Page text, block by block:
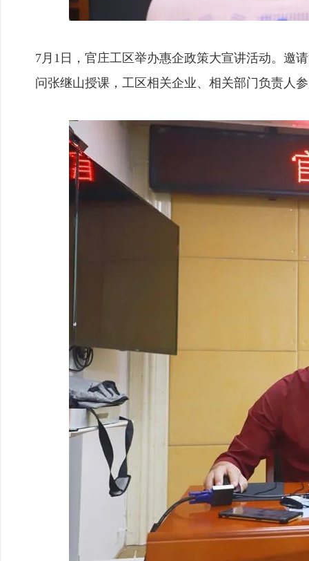
7月1日，官庄工区举办惠企政策大宣讲活动。邀
问张继山授课，工区相关企业、相关部门负责人